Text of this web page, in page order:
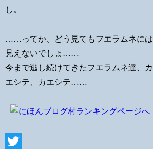
し。
……ってか、どう見てもフエラムネには
見えないでしょ……
今まで逃し続けてきたフエラムネ達、カ
エシテ、カエシテ……